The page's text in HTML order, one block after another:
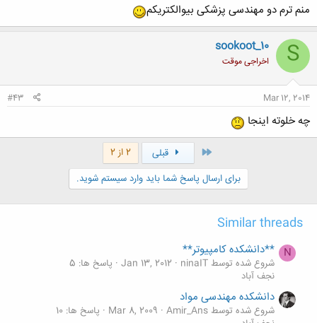
منم ترم دو مهندسی پزشکی بیوالکتریکم
S
sookoot_10
اخراجی موقت
Mar 12, 2014
#43
چه خلوته اینجا
اول قبلی
2 از 2
برای ارسال پاسخ شما باید وارد سیستم شوید.
Similar threads
N **دانشکده کامپیوتر**
شروع شده توسط ninaIT Jan 13, 2012 پاسخ ها: 5
نجف آباد
دانشکده مهندسی مواد
شروع شده توسط Amir_Ans Mar 8, 2009
پاسخ ها: 10